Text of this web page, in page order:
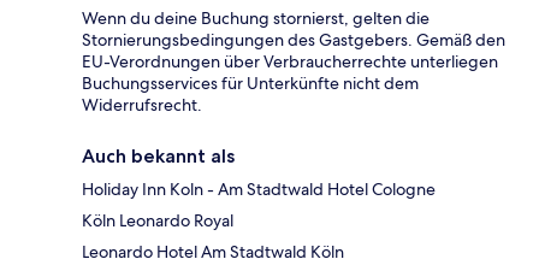
Wenn du deine Buchung stornierst, gelten die
Stornierungsbedingungen des Gastgebers. Gemäß den
EU-Verordnungen über Verbraucherrechte unterliegen
Buchungsservices für Unterkünfte nicht dem
Widerrufsrecht.
Auch bekannt als
Holiday Inn Koln - Am Stadtwald Hotel Cologne
Köln Leonardo Royal
Leonardo Hotel Am Stadtwald Köln